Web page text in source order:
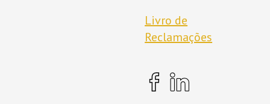
Livro de
Reclamações